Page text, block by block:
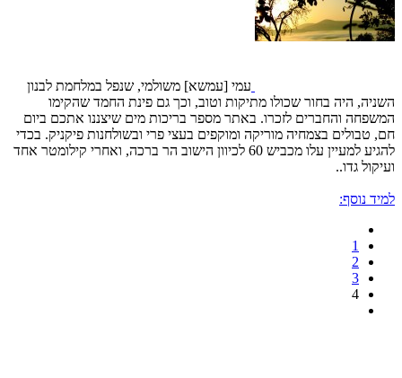
עמי [עמשא] משולמי, שנפל במלחמת לבנון
השניה, היה בחור שכולו מתיקות וטוב, וכך גם פינת החמד שהקימו
המשפחה והחברים לזכרו. באתר מספר בריכות מים שיצננו אתכם ביום
חם, טבולים בצמחיה מוריקה ומוקפים בעצי פרי ובשולחנות פיקניק. בכדי
להגיע למעיין עלו מכביש 60 לכיוון הישוב הר ברכה, ואחרי קילומטר אחד
ועיקול גדו..
למיד נוסף:
1
2
3
4